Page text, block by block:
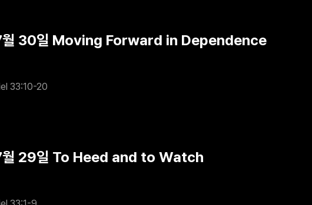
30일 Moving Forward in Dependence
33:10-20
29일 To Heed and to Watch